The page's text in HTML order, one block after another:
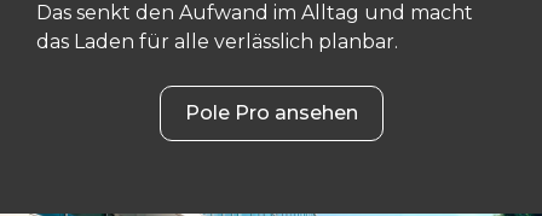
Das senkt den Aufwand im Alltag und macht
das Laden für alle verlässlich planbar.
Pole Pro ansehen